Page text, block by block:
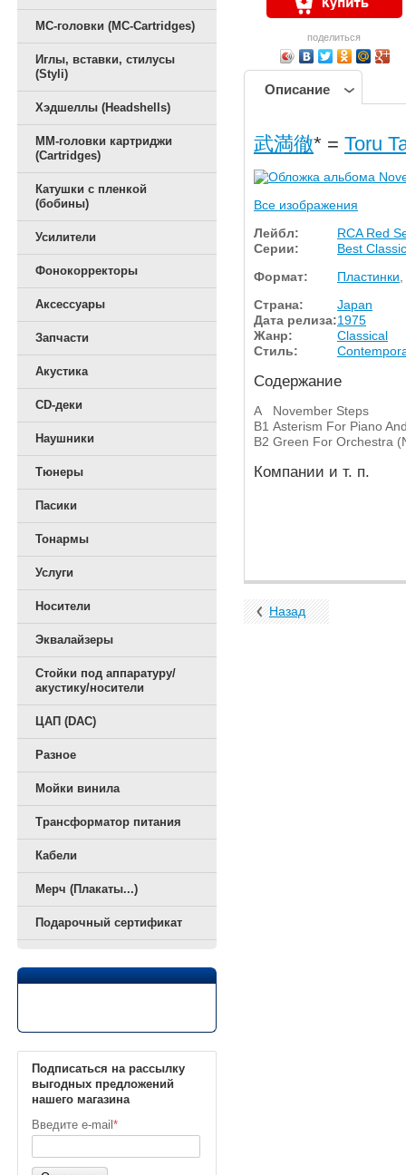
MC-головки (MC-Cartridges)
Иглы, вставки, стилусы
(Styli)
Хэдшеллы (Headshells)
ММ-головки картриджи
(Cartridges)
Катушки с пленкой
(бобины)
Усилители
Фонокорректоры
Аксессуары
Запчасти
Акустика
CD-деки
Наушники
Тюнеры
Пасики
Тонармы
Услуги
Носители
Эквалайзеры
Стойки под аппаратуру/
акустику/носители
ЦАП (DAC)
Разное
Мойки винила
Трансформатор питания
Кабели
Мерч (Плакаты...)
Подарочный сертификат
Подписаться на рассылку
выгодных предложений
нашего магазина
Введите e-mail *
поделиться
Описание
武満徹* = Toru
Все изображения
Лейбл:
RCA Red
Серии:
Best
Формат:
Пластинки
Страна:
Japan
Дата релиза:1975
Жанр:
Classical
Стиль:
Содержание
A
November Steps
B1 Asterism For Piano
B2 Green For Orchestra
Компании и т. п.
Назад